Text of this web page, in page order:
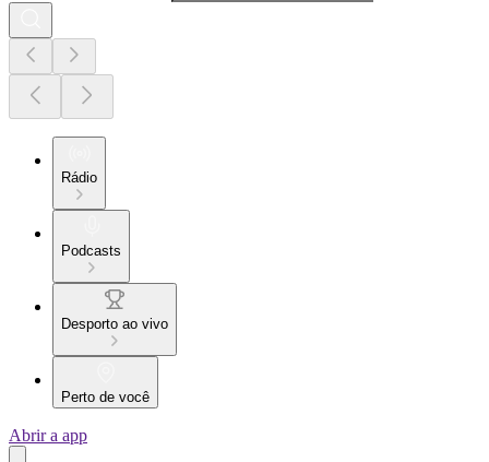
Rádio
Podcasts
Desporto ao vivo
Perto de você
Abrir a app